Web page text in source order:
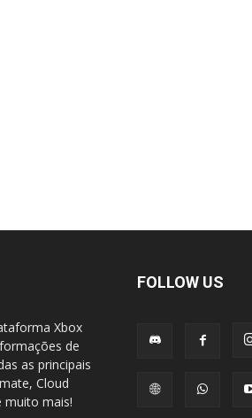
Xbox
de
as principais
Cloud
muito mais!
FOLLOW US